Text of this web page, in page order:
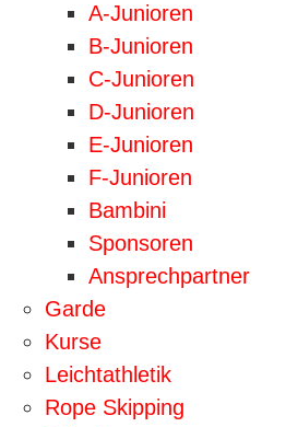
A-Junioren
B-Junioren
C-Junioren
D-Junioren
E-Junioren
F-Junioren
Bambini
Sponsoren
Ansprechpartner
Garde
Kurse
Leichtathletik
Rope Skipping